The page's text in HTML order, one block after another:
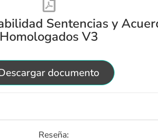
Sentencias y
Homologados V3
documento
Reseña: